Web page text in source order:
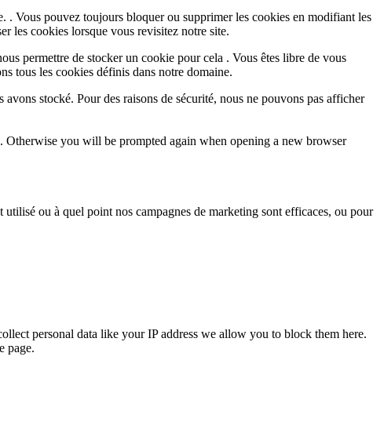
. Vous pouvez toujours bloquer ou supprimer les cookies en modifiant les
les cookies lorsque vous revisitez notre site.
permettre de stocker un cookie pour cela . Vous êtes libre de vous
tous les cookies définis dans notre domaine.
stocké. Pour des raisons de sécurité, nous ne pouvons pas afficher
Otherwise you will be prompted again when opening a new browser
ou à quel point nos campagnes de marketing sont efficaces, ou pour
personal data like your IP address we allow you to block them here.
page.